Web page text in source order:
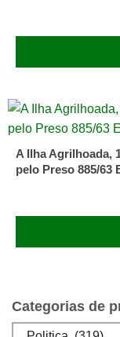
A Ilha Agrilhoada,
pelo Preso 885/63
Categorias de